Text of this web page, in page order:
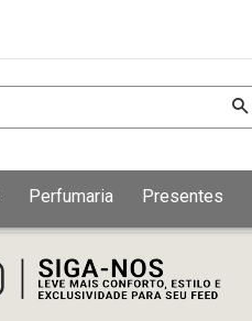
Perfumaria Presentes